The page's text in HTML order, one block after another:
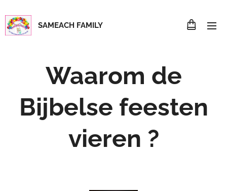
SAMEACH FAMILY
Waarom de
Bijbelse feesten
vieren ?